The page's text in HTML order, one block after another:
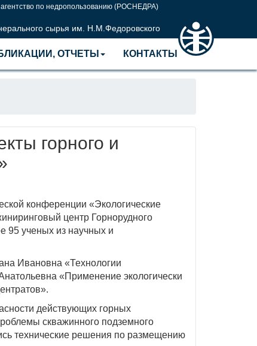
по недропользованию (РОСНЕДРА)
сырья им. Н.М.Федоровского
ОТЧЕТЫ КОНТАКТЫ
горного и
конференции «Экологические
центр Горнорудного
95 ученых из научных и
Ивановна «Технологии
«Применение экологически
действующих горных
скважинного подземного
технические решения по размещению